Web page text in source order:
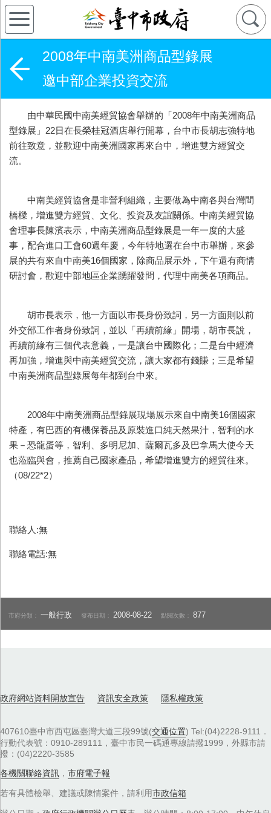
2008年中南美洲商品型錄展
邀中部企業投資交流
由中華民國中南美經貿協會舉辦的「2008年中南美洲商品
型錄展」22日在長榮桂冠酒店舉行開幕，台中市長胡志強特地
前往致意，並歡迎中南美洲國家再來台中，增進雙方經貿交
流。
中南美經貿協會是非營利組織，主要做為中南各與台灣間
橋樑，增進雙方經貿、文化、投資及友誼關係。中南美經貿協
會理事長陳濱表示，中南美洲商品型錄展是一年一度的大盛
事，配合進口工會60週年慶，今年特地選在台中市舉辦，來參
展的共有來自中南美16個國家，除商品展示外，下午還有商情
研討會，歡迎中部地區企業踴躍發問，代理中南美各項商品。
胡市長表示，他一方面以市長身份致詞，另一方面則以前
外交部工作者身份致詞，並以「再續前緣」開場，胡市長說，
再續前緣有三個代表意義，一是讓台中國際化；二是台中經濟
再加強，增進與中南美經貿交流，讓大家都有錢賺；三是希望
中南美洲商品型錄展每年都到台中來。
2008年中南美洲商品型錄展現場展示來自中南美16個國家
特產，有巴西的有機保養品及原裝進口純天然果汁，智利的水
果－恐龍蛋等，智利、多明尼加、薩爾瓦多及巴拿馬大使今天
也蒞臨與會，推薦自己國家產品，希望增進雙方的經貿往來。
（08/22*2）
聯絡人:無
聯絡電話:無
市府分類：一般行政 發布日期： 2008-08-22 點閱次數：877
政府網站資料開放宣告 資訊安全政策 隱私權政策
407610臺中市西屯區臺灣大道三段99號(交通位置) Tel:(04)2228-9111．
行動代表號：0910-289111，臺中市民一碼通專線請撥1999，外縣市請
撥：(04)2220-3585
各機關聯絡資訊 ， 市府電子報
若有具體檢舉、建議或陳情案件，請利用市政信箱